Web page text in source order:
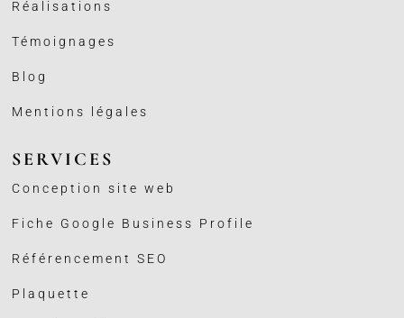
Réalisations
Témoignages
Blog
Mentions légales
SERVICES
Conception site web
Fiche Google Business Profile
Référencement SEO
Plaquette